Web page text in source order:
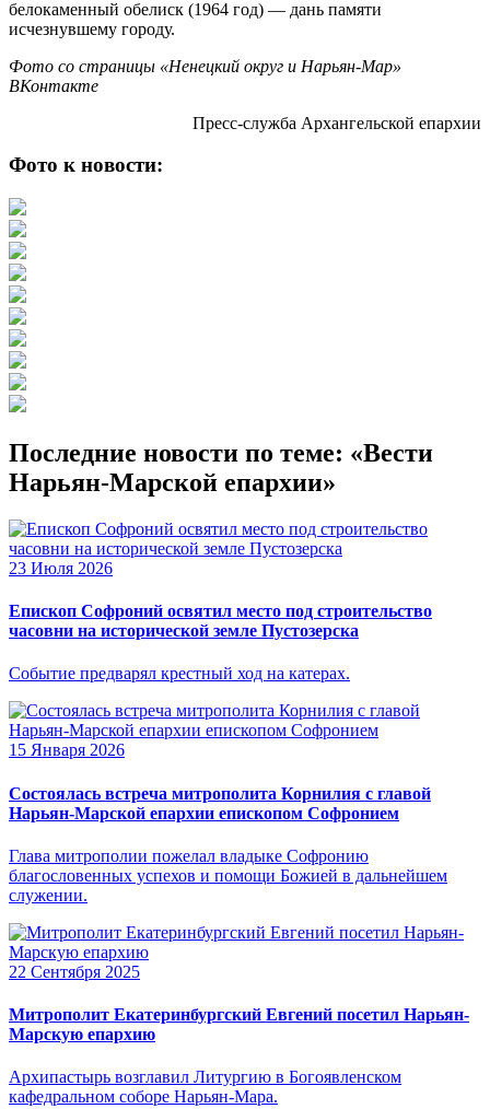
белокаменный обелиск (1964 год) — дань памяти
исчезнувшему городу.
Фото со страницы «Ненецкий округ и Нарьян-Мар»
ВКонтакте
Пресс-служба Архангельской епархии
Фото к новости:
Последние новости по теме: «Вести
Нарьян-Марской епархии»
23 Июля 2026
Епископ Софроний освятил место под строительство
часовни на исторической земле Пустозерска
Событие предварял крестный ход на катерах.
15 Января 2026
Состоялась встреча митрополита Корнилия с главой
Нарьян-Марской епархии епископом Софронием
Глава митрополии пожелал владыке Софронию
благословенных успехов и помощи Божией в дальнейшем
служении.
22 Сентября 2025
Митрополит Екатеринбургский Евгений посетил Нарьян-
Марскую епархию
Архипастырь возглавил Литургию в Богоявленском
кафедральном соборе Нарьян-Мара.